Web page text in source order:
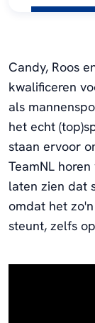
Candy, Roos
kwalificeren
als
het echt
staan ervoor
TeamNL
laten zien dat
omdat het
steunt, zelfs